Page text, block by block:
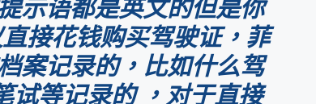
示语都是英文的但是你
接花钱购买驾驶证，菲
案记录的，比如什么驾
试等记录的 ，对于直接